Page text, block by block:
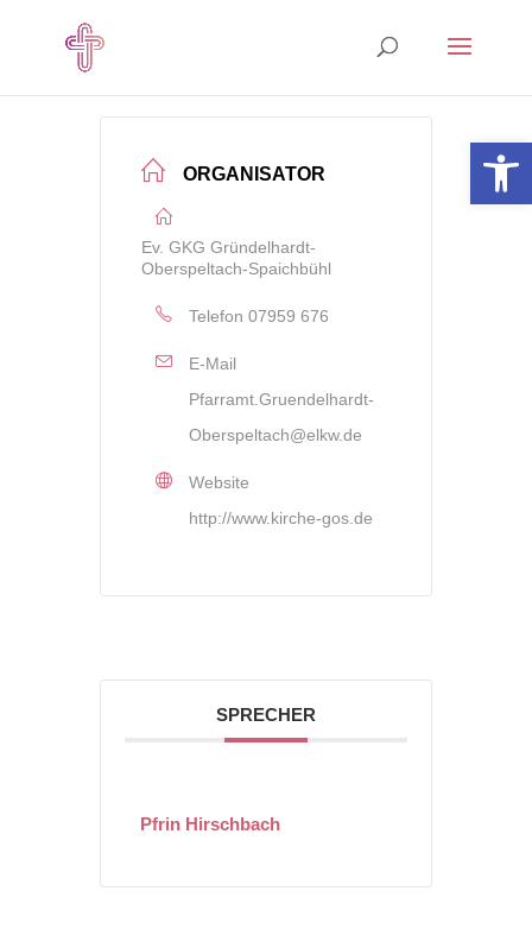
ORGANISATOR
Ev. GKG Gründelhardt-
Oberspeltach-Spaichbühl
Telefon 07959 676
E-Mail
Pfarramt.Gruendelhardt-
Oberspeltach@elkw.de
Website
http://www.kirche-gos.de
SPRECHER
Pfrin Hirschbach